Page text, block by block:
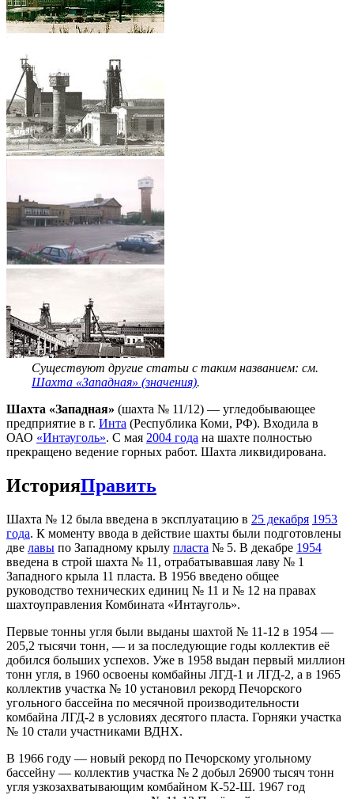
Существуют другие статьи с таким названием: см.
Шахта «Западная» (значения).
Шахта «Западная» (шахта № 11/12) — угледобывающее
предприятие в г. Инта (Республика Коми, РФ). Входила в
ОАО «Интауголь». С мая 2004 года на шахте полностью
прекращено ведение горных работ. Шахта ликвидирована.
ИсторияПравить
Шахта № 12 была введена в эксплуатацию в 25 декабря 1953
года. К моменту ввода в действие шахты были подготовлены
две лавы по Западному крылу пласта № 5. В декабре 1954
введена в строй шахта № 11, отрабатывавшая лаву № 1
Западного крыла 11 пласта. В 1956 введено общее
руководство технических единиц № 11 и № 12 на правах
шахтоуправления Комбината «Интауголь».
Первые тонны угля были выданы шахтой № 11‑12 в 1954 —
205,2 тысячи тонн, — и за последующие годы коллектив её
добился больших успехов. Уже в 1958 выдан первый миллион
тонн угля, в 1960 освоены комбайны ЛГД‑1 и ЛГД‑2, а в 1965
коллектив участка № 10 установил рекорд Печорского
угольного бассейна по месячной производительности
комбайна ЛГД‑2 в условиях десятого пласта. Горняки участка
№ 10 стали участниками ВДНХ.
В 1966 году — новый рекорд по Печорскому угольному
бассейну — коллектив участка № 2 добыл 26900 тысяч тонн
угля узкозахватывающим комбайном К‑52-Ш. 1967 год